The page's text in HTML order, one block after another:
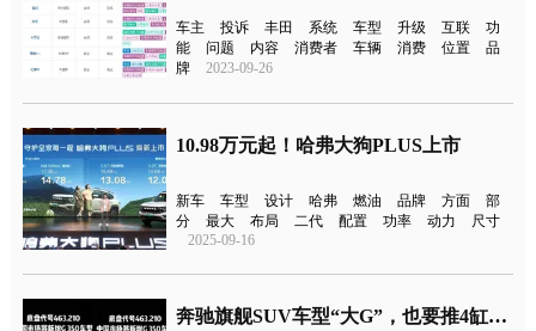
车主 投诉 丰田 系统 车型 升级 互联
功
能
问题 内容 消费者 车辆 消费 位置
品
牌
2023-09-26
10.98万元起！哈弗大狗PLUS上市
新车 车型 设计 哈弗 燃油 品牌 方面
部
分
最大 布局 二代 配置 功率 动力
尺寸
2025-09-16
奔驰旗舰SUV车型“大G”，也要推4缸车型？